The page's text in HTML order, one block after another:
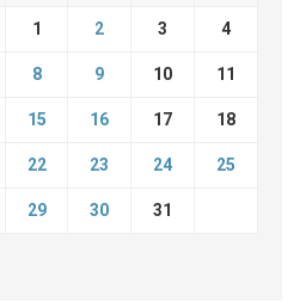
1 2 3 4
8 9 10 11
15 16 17 18
22 23 24 25
29 30 31